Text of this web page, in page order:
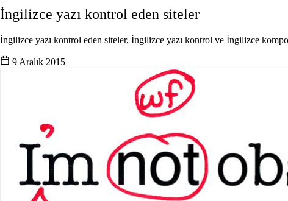
İngilizce yazı kontrol eden siteler
İngilizce yazı kontrol eden siteler, İngilizce yazı kontrol ve İngilizce
9 Aralık 2015